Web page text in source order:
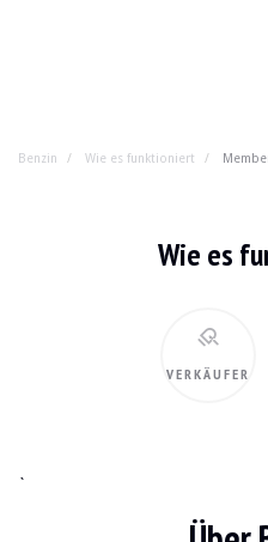
Benzin Wie es funktioniert
Wie es
VERKÄUFER
`